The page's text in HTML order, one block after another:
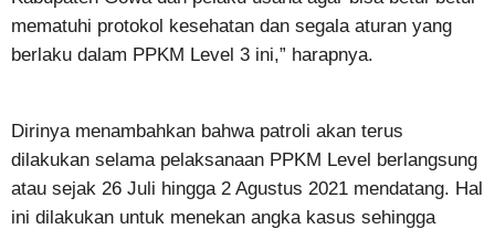
mematuhi protokol kesehatan dan segala aturan yang
berlaku dalam PPKM Level 3 ini,” harapnya.
Dirinya menambahkan bahwa patroli akan terus
dilakukan selama pelaksanaan PPKM Level berlangsung
atau sejak 26 Juli hingga 2 Agustus 2021 mendatang. Hal
ini dilakukan untuk menekan angka kasus sehingga